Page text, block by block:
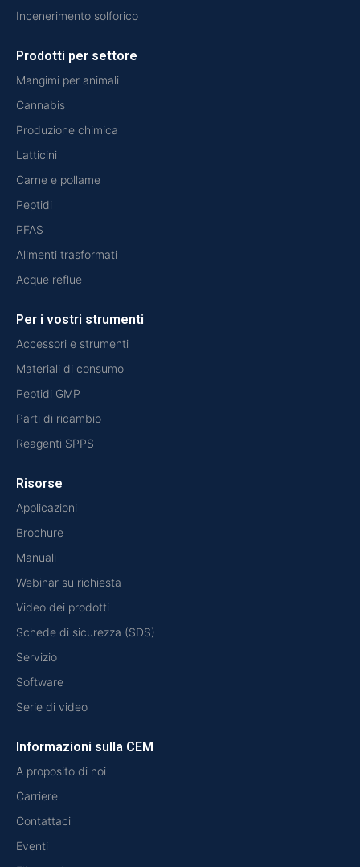
Incenerimento solforico
Prodotti per settore
Mangimi per animali
Cannabis
Produzione chimica
Latticini
Carne e pollame
Peptidi
PFAS
Alimenti trasformati
Acque reflue
Per i vostri strumenti
Accessori e strumenti
Materiali di consumo
Peptidi GMP
Parti di ricambio
Reagenti SPPS
Risorse
Applicazioni
Brochure
Manuali
Webinar su richiesta
Video dei prodotti
Schede di sicurezza (SDS)
Servizio
Software
Serie di video
Informazioni sulla CEM
A proposito di noi
Carriere
Contattaci
Eventi